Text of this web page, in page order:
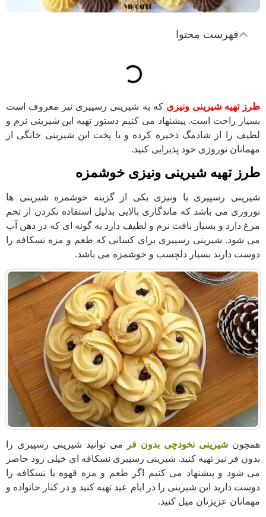
فهرست محتوا
طرز تهیه شیرینی ونیزی که به شیرینی رسپیری نیز معروف است
بسیار راحت است. پیشنهاد می کنیم دستور تهیه این شیرینی نرم و
لطیف را از شادمگ ذخیره کرده و با پخت این شیرینی خانگی از
مهمانان نوروزی خود پذیرایی کنید.
طرز تهیه شیرینی ونیزی خوشمزه
شیرینی رسپیری یا ونیزی یکی از گزینه خوشمزه شیرینی ها
نوروزی می باشد که ماندگاری بالایی بدلیل استفاده نکردن از تخم
مرغ دارد و بسیار بافت نرم و لطیف دارد به گونه ای که در دهن آب
می شود. شیرینی رسپیری برای کسانی که طعم و مزه نسکافه را
دوست دارند بسیار دلچسب و خوشمزه می باشد.
همچون شیرینی نخودچی بدون فر
می توانید شیرینی رسپیری را
بدون فر نیز تهیه کنید. شیرینی رسپیری نسکافه ای خیلی زود حاضر
می شود و پیشنهاد می کنیم اگر طعم و مزه قهوه یا نسکافه را
دوست دارید این شیرینی را در ایام عید تهیه کنید و در کنار خانواده و
مهمانان عزیزتان میل کنید.